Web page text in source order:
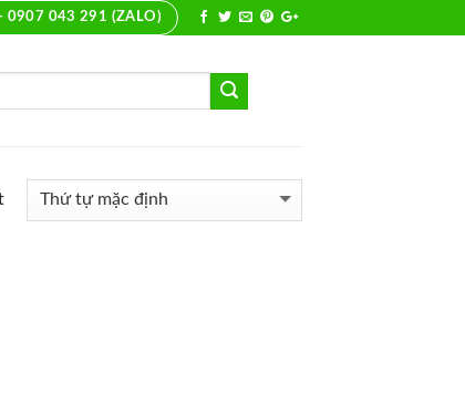
0907 043 291 (ZALO)